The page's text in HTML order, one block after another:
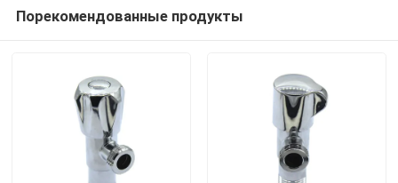
Порекомендованные продукты